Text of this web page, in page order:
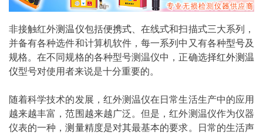
非接触红外测温仪包括便携式 、在线式和扫描式三大系列，
并备有各种选件和计算机软件，每一系列中又有各种型号及
规格。在不同规格的各种型号测温仪中，正确选择红外测温
仪型号对使用者来说是十分重要的。
随着科学技术的发展，红外测温仪在日常生活生产中的应用
越来越丰富，范围越来越广泛。但是，红外测温仪作为仪器
仪表的一种，测量精度是对其最基本的要求。日常的生活声